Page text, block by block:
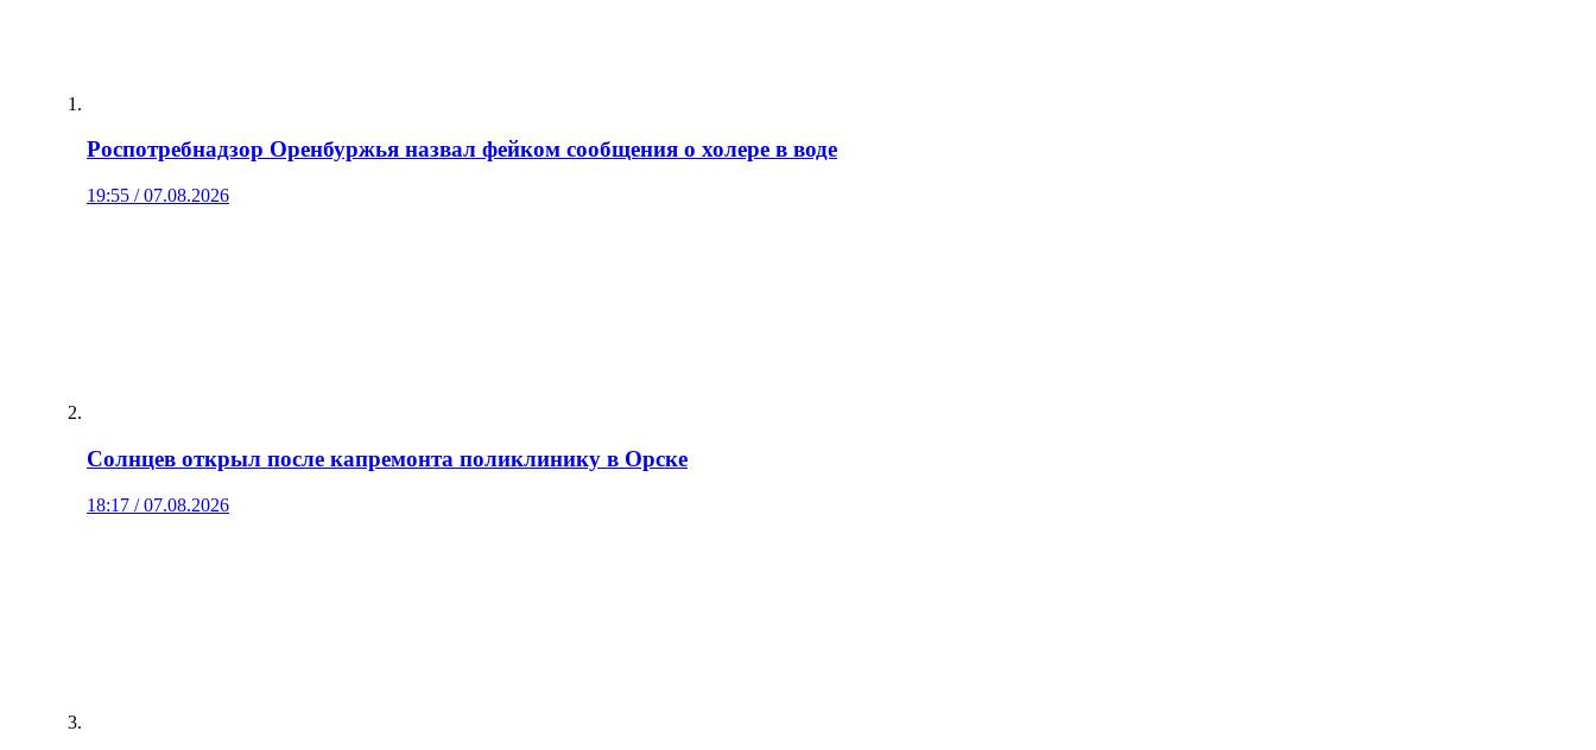
Роспотребнадзор Оренбуржья назвал фейком сообщения о холере в воде
19:55 / 07.08.2026
Солнцев открыл после капремонта поликлинику в Орске
18:17 / 07.08.2026